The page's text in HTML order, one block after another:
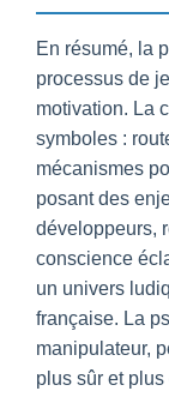
En résumé, la
processus de
motivation. La
symboles :
mécanismes
posant des
développeurs,
conscience
un univers
française. La
manipulateur,
plus sûr et